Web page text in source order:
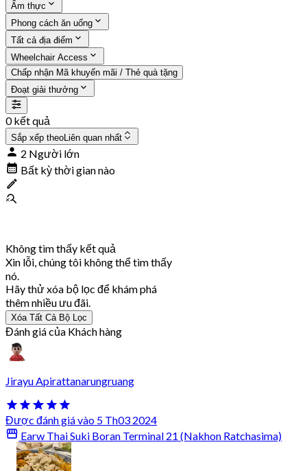
Ẩm thực
Phong cách ăn uống
Tất cả địa điểm
Wheelchair Access
Chấp nhận Mã khuyến mãi / Thẻ quà tặng
Đoạt giải thưởng
0 kết quả
Sắp xếp theoLiên quan nhất
2 Người lớn
Bất kỳ thời gian nào
Không tìm thấy kết quả
Xin lỗi, chúng tôi không thể tìm thấy
nó.
Hãy thử xóa bộ lọc để khám phá
thêm nhiều ưu đãi.
Xóa Tất Cả Bộ Lọc
Đánh giá của Khách hàng
Jirayu Apirattanarungruang
Được đánh giá vào 5 Th03 2024
Earw Thai Suki Boran Terminal 21 (Nakhon Ratchasima)